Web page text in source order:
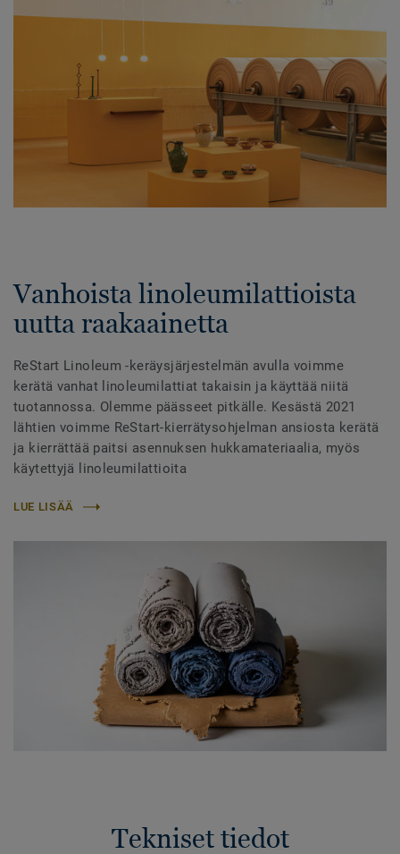
Vanhoista linoleumilattioista
uutta raakaainetta
ReStart Linoleum -keräysjärjestelmän avulla voimme
kerätä vanhat linoleumilattiat takaisin ja käyttää niitä
tuotannossa. Olemme päässeet pitkälle. Kesästä 2021
lähtien voimme ReStart-kierrätysohjelman ansiosta kerätä
ja kierrättää paitsi asennuksen hukkamateriaalia, myös
käytettyjä linoleumilattioita
LUE LISÄÄ
Tekniset tiedot